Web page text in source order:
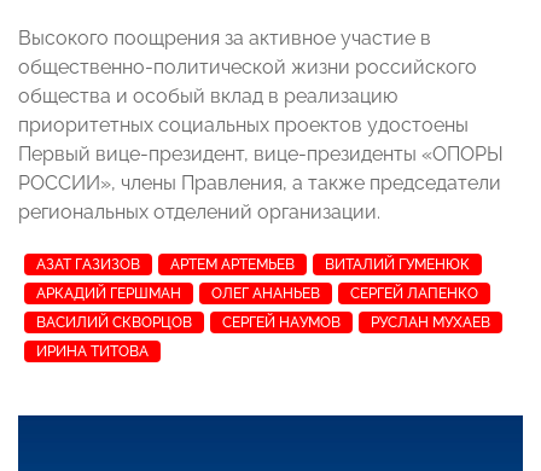
Высокого поощрения за активное участие в
общественно-политической жизни российского
общества и особый вклад в реализацию
приоритетных социальных проектов удостоены
Первый вице-президент, вице-президенты «ОПОРЫ
РОССИИ», члены Правления, а также председатели
региональных отделений организации.
АЗАТ ГАЗИЗОВ АРТЕМ АРТЕМЬЕВ
ВИТАЛИЙ ГУМЕНЮК
АРКАДИЙ ГЕРШМАН
ОЛЕГ АНАНЬЕВ
СЕРГЕЙ ЛАПЕНКО
ВАСИЛИЙ СКВОРЦОВ
СЕРГЕЙ НАУМОВ
РУСЛАН МУХАЕВ
ИРИНА ТИТОВА